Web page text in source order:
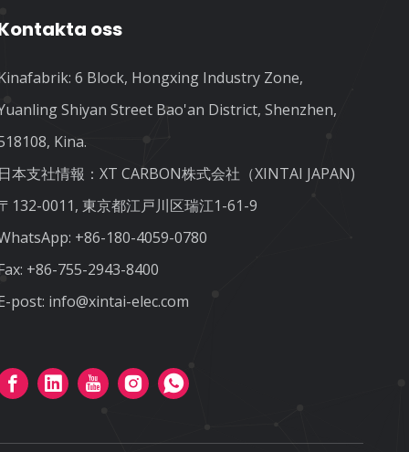
oss
6 Block, Hongxing Industry Zone,
Shiyan Street Bao'an District, Shenzhen,
Kina.
日本支社情報：XT CARBON株式会社（XINTAI JAPAN)
132-0011, 東京都江戸川区瑞江1-61-9
+86-180-4059-0780
+86-755-2943-8400
post: info@xintai-elec.com